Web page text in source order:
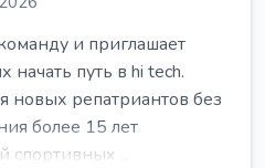
и приглашает
путь в hi tech.
новых репатриантов без
более 15 лет
спортивных ...